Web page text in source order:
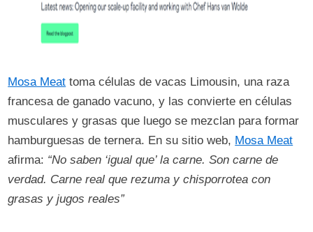
Mosa Meat toma células de vacas Limousin, una raza
francesa de ganado vacuno, y las convierte en células
musculares y grasas que luego se mezclan para formar
hamburguesas de ternera. En su sitio web, Mosa Meat
afirma: “No saben ‘igual que’ la carne. Son carne de
verdad. Carne real que rezuma y chisporrotea con
grasas y jugos reales”